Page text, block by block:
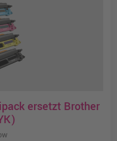
ersetzt Brother